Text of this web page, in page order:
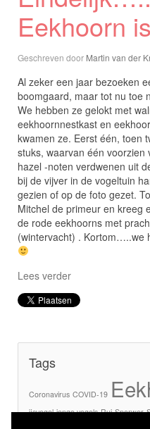
Eekhoorn
Geschreven door Martin van der
Al zeker een jaar bezoeken
boomgaard, maar tot nu toe
We hebben ze gelokt met
eekhoornnestkast en
kwamen ze. Eerst één, toen
stuks, waarvan één
hazel -noten verdwenen uit
bij de vijver in de vogeltuin
gezien of op de foto gezet.
Mitchel de primeur en kreeg
de rode eekhoorns met
(wintervacht) . Kortom…..we
Lees verder
Tags
Coronavirus COVID-19
ijsvogel jonge vogels Rui Sperwer